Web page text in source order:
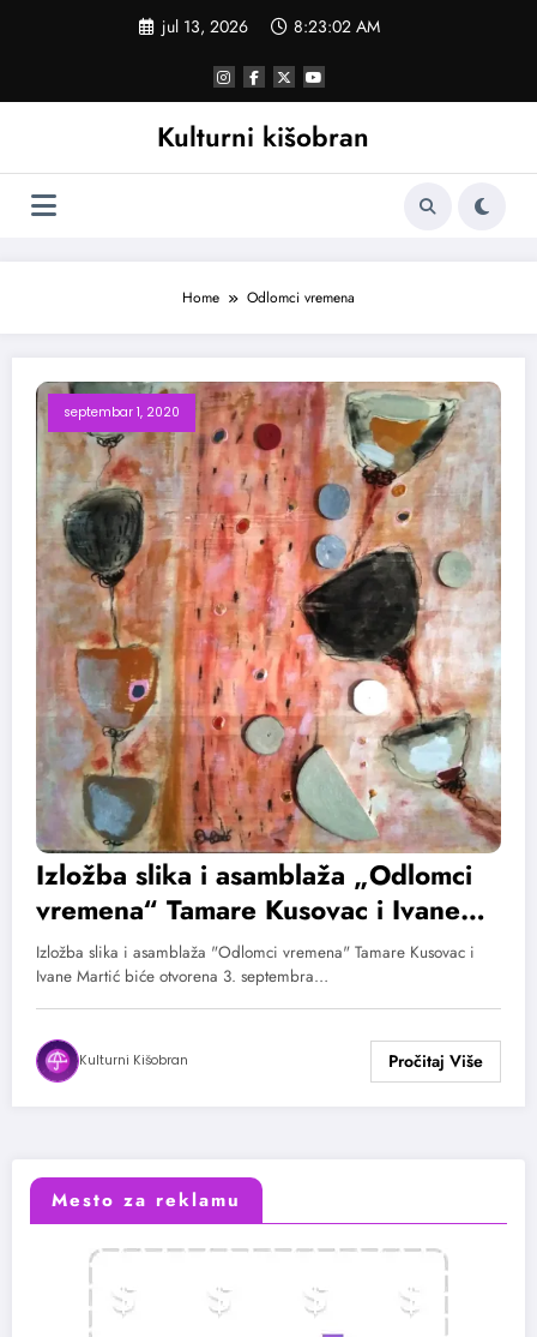
jul 13, 2026 8:23:02 AM
Kulturni kišobran
Home Odlomci vremena
septembar 1, 2020
Izložba slika i asamblaža „Odlomci
vremena“ Tamare Kusovac i Ivane
Martić
Izložba slika i asamblaža "Odlomci vremena" Tamare Kusovac i
Ivane Martić biće otvorena 3. septembra…
Kulturni Kišobran
Mesto za reklamu